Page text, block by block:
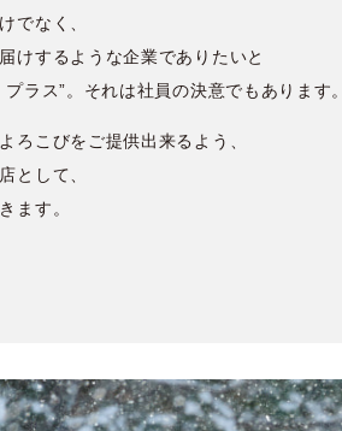
でなく、
けするような企業でありたいと
ラス”。それは社員の決意でもあります。
ろこびをご提供出来るよう、
として、
ます。